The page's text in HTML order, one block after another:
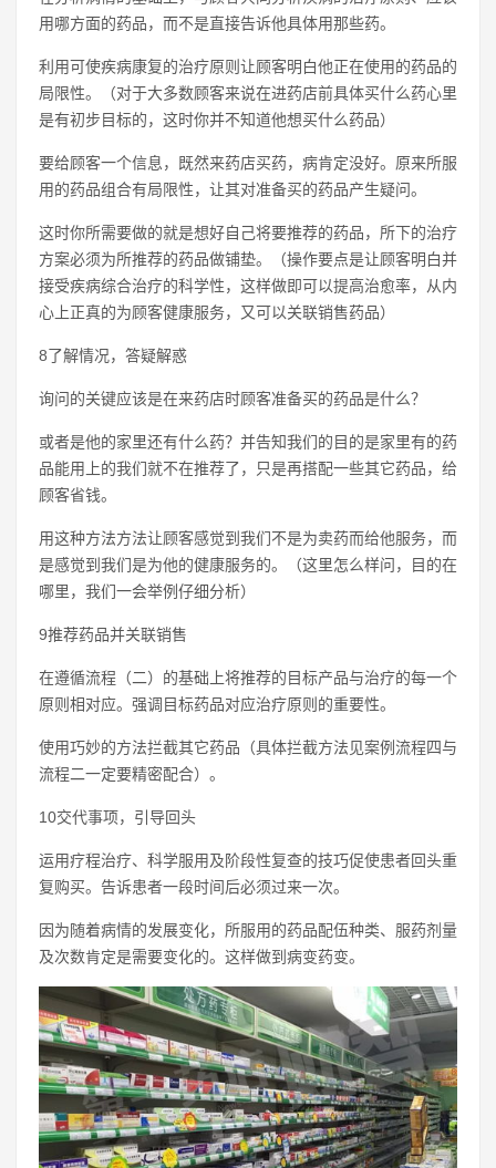
用哪方面的药品，而不是直接告诉他具体用那些药。
利用可使疾病康复的治疗原则让顾客明白他正在使用的药品的
局限性。（对于大多数顾客来说在进药店前具体买什么药心里
是有初步目标的，这时你并不知道他想买什么药品）
要给顾客一个信息，既然来药店买药，病肯定没好。原来所服
用的药品组合有局限性，让其对准备买的药品产生疑问。
这时你所需要做的就是想好自己将要推荐的药品，所下的治疗
方案必须为所推荐的药品做铺垫。（操作要点是让顾客明白并
接受疾病综合治疗的科学性，这样做即可以提高治愈率，从内
心上正真的为顾客健康服务，又可以关联销售药品）
8了解情况，答疑解惑
询问的关键应该是在来药店时顾客准备买的药品是什么？
或者是他的家里还有什么药？并告知我们的目的是家里有的药
品能用上的我们就不在推荐了，只是再搭配一些其它药品，给
顾客省钱。
用这种方法方法让顾客感觉到我们不是为卖药而给他服务，而
是感觉到我们是为他的健康服务的。（这里怎么样问，目的在
哪里，我们一会举例仔细分析）
9推荐药品并关联销售
在遵循流程（二）的基础上将推荐的目标产品与治疗的每一个
原则相对应。强调目标药品对应治疗原则的重要性。
使用巧妙的方法拦截其它药品（具体拦截方法见案例流程四与
流程二一定要精密配合）。
10交代事项，引导回头
运用疗程治疗、科学服用及阶段性复查的技巧促使患者回头重
复购买。告诉患者一段时间后必须过来一次。
因为随着病情的发展变化，所服用的药品配伍种类、服药剂量
及次数肯定是需要变化的。这样做到病变药变。